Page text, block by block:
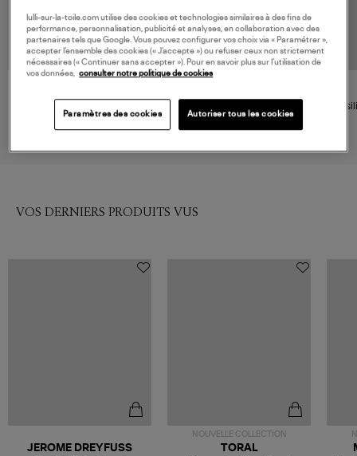
40,00 €
45,00 €
VOS DERNIERS PRODUITS VUS
JEROME DREYFUSS
NOUVELLE COLLECTION
TORAL
lulli-sur-la-toile.com utilise des cookies et technologies similaires à des fins de
performance, personnalisation, publicité et analyses, en collaboration avec des
partenaires tels que Google. Vous pouvez configurer vos choix via « Paramétrer »,
accepter l’ensemble des cookies (« J’accepte ») ou refuser ceux non strictement
nécessaires (« Continuer sans accepter »). Pour en savoir plus sur l’utilisation de
vos données,
consulter notre politique de cookies
Paramètres des cookies Autoriser tous les cookies